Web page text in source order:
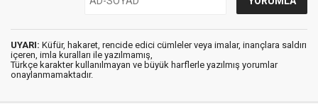
UYARI: Küfür, hakaret, rencide edici cümleler veya imalar, inançlara saldırı
içeren, imla kuralları ile yazılmamış,
Türkçe karakter kullanılmayan ve büyük harflerle yazılmış yorumlar
onaylanmamaktadır.